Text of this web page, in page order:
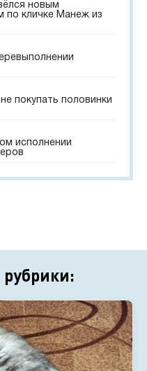
новым
по кличке Манеж из
покупать половинки
исполнении